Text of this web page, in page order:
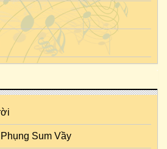
Sum Vầy